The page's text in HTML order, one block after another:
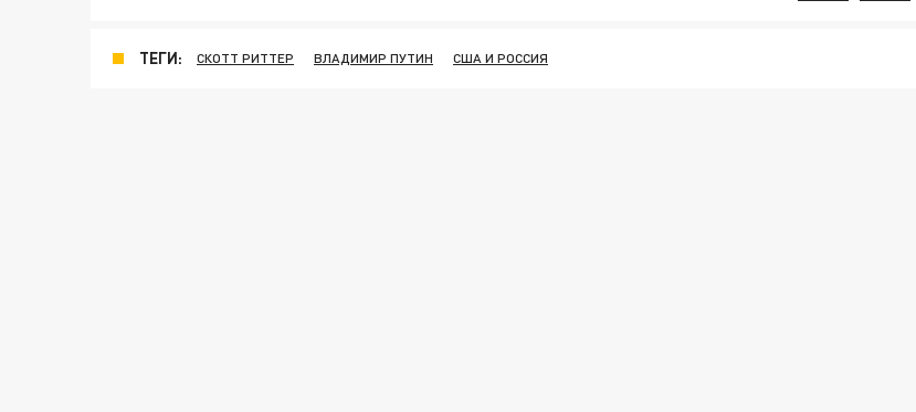
ТЕГИ: СКОТТ РИТТЕР ВЛАДИМИР ПУТИН США И РОССИЯ